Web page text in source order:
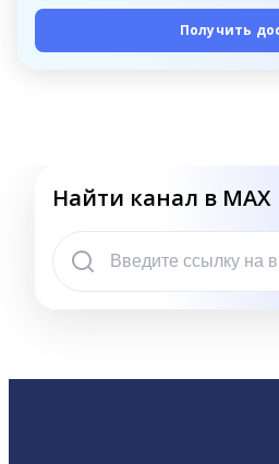
Получить
Найти канал в MAX